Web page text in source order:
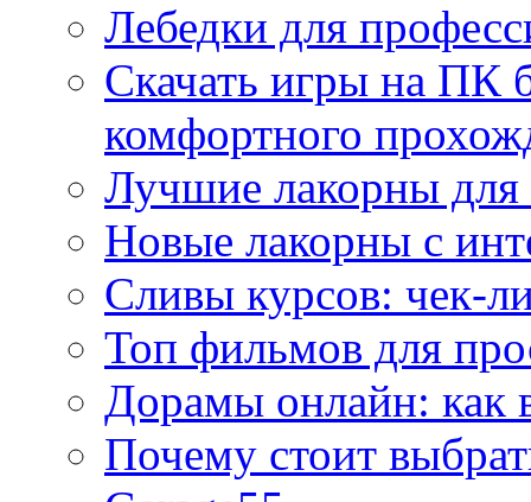
Лебедки для
Скачать игры на ПК
комфортного
Лучшие лакорны для
Новые лакорны с
Сливы курсов: чек-
Топ фильмов для
Дорамы онлайн: как
Почему стоит